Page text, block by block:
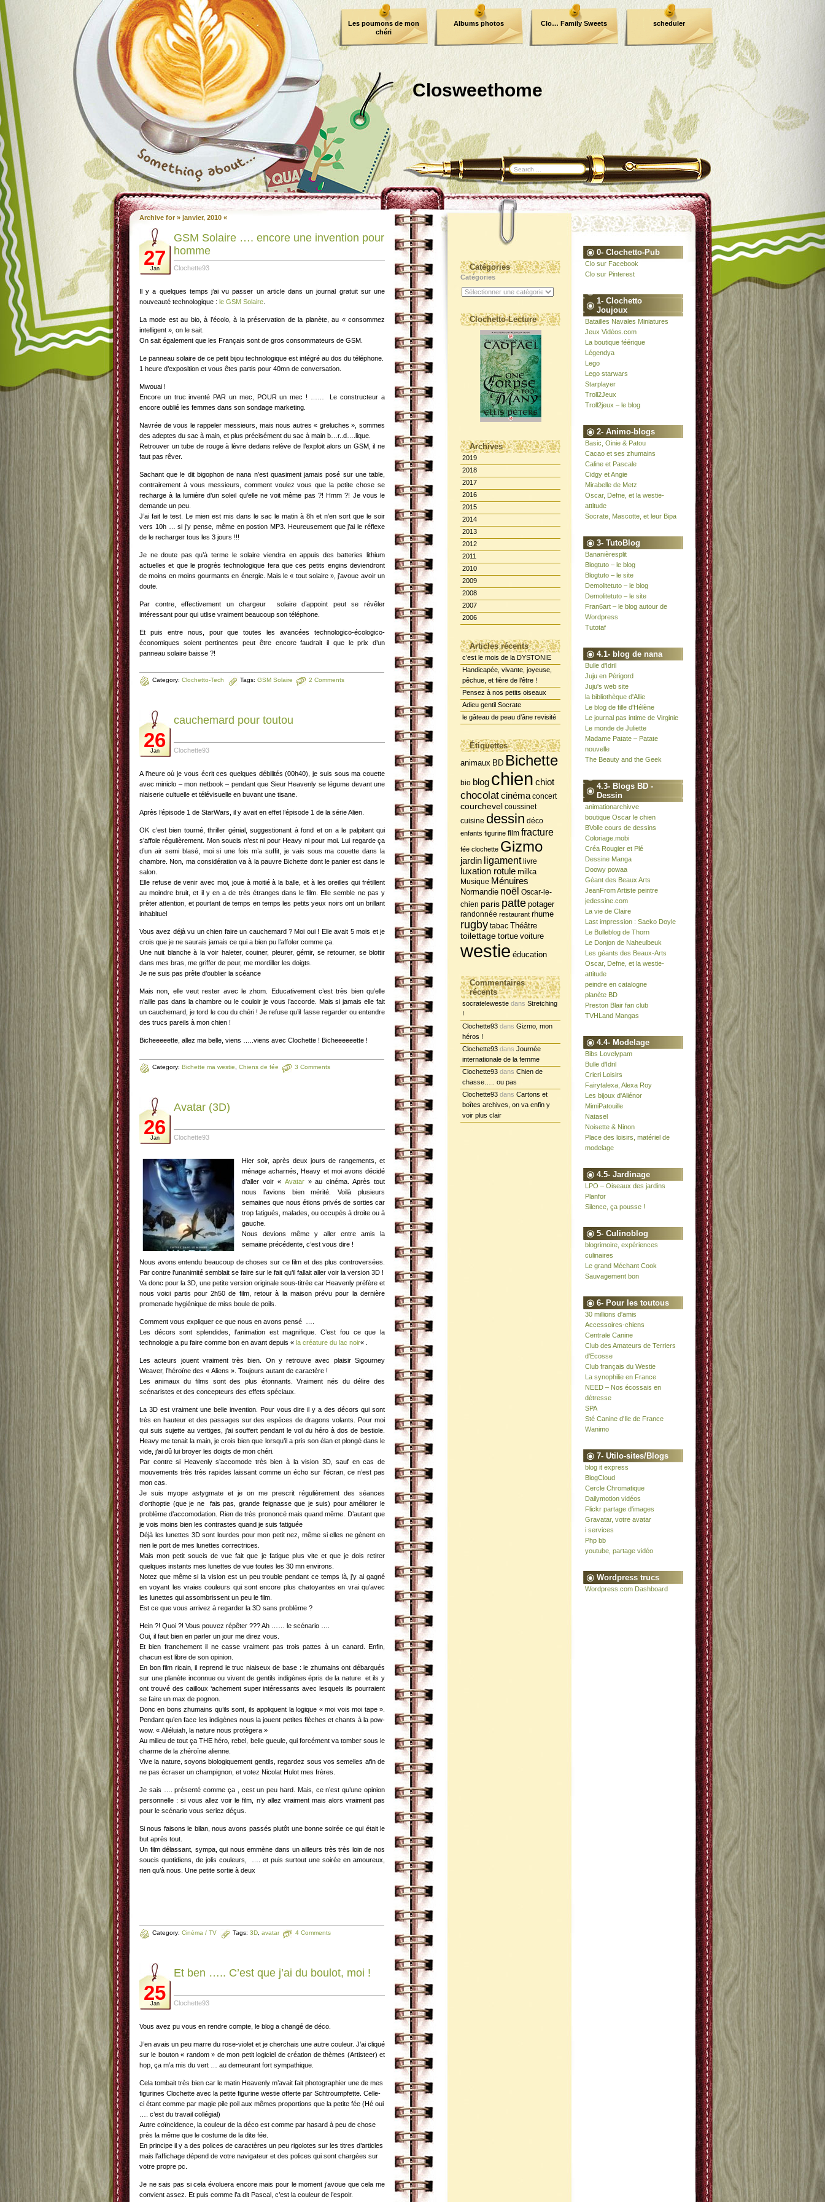
Closweethome
Les poumons de mon
chéri
Albums photos Clo… Family Sweets scheduler
Archive for » janvier, 2010 «
27
Jan
GSM Solaire …. encore une invention pour
homme
Clochette93
Il y a quelques temps j’ai vu passer un article dans un journal gratuit sur une
nouveauté technologique : le GSM Solaire
La mode est au bio, à l’écolo, à la préservation de la planète, au « consommez
intelligent », on le sait.
On sait également que les Français sont de gros consommateurs de GSM.
Le panneau solaire de ce petit bijou technologique est intégré au dos du téléphone.
1 heure d’exposition et vous êtes partis pour 40mn de conversation.
Mwouai !
Encore un truc inventé PAR un mec, POUR un mec ! …… Le constructeur a
encore oublié les femmes dans son sondage marketing.
Navrée de vous le rappeler messieurs, mais nous autres « greluches », sommes
des adeptes du sac à main, et plus précisément du sac à main b…r..d….lique.
Retrouver un tube de rouge à lèvre dedans relève de l’exploit alors un GSM, il ne
faut pas rêver.
Sachant que le dit bigophon de nana n’est quasiment jamais posé sur une table,
contrairement à vous messieurs, comment voulez vous que la petite chose se
recharge à la lumière d’un soleil qu’elle ne voit même pas ?! Hmm ?! Je vous le
demande un peu.
J’ai fait le test. Le mien est mis dans le sac le matin à 8h et n’en sort que le soir
vers 10h … si j’y pense, même en postion MP3. Heureusement que j’ai le réflexe
de le recharger tous les 3 jours !!!
Je ne doute pas qu’à terme le solaire viendra en appuis des batteries lithium
actuelles et que le progrès technologique fera que ces petits engins deviendront
de moins en moins gourmants en énergie. Mais le « tout solaire », j’avoue avoir un
doute.
Par contre, effectivement un chargeur solaire d’appoint peut se révêler
intéressant pour qui utlise vraiment beaucoup son téléphone.
Et puis entre nous, pour que toutes les avancées technologico-écologico-
économiques soient pertinentes peut être encore faudrait il que le prix d’un
panneau solaire baisse ?!
Category: Clochetto-Tech Tags: GSM Solaire 2 Comments
26
Jan
cauchemard pour toutou
Clochette93
A l’heure où je vous écrit ces quelques débilités (00h40), je suis sous ma couette
avec miniclo – mon netbook – pendant que Sieur Heavenly se légume devant une
niaiserie cultuelle et télévisuelle en buvant une tisane.
Après l’épisode 1 de StarWars, il y avait en effet l’épisode 1 de la série Alien.
OK c’est bien tourné, thriller génial, suggestionant à fond et on a le palpitant qui
s’affole régulièrement. Mon soucis n’est ni pour Heavy ni pour moi. Lui regarde ça
d’un air semi blasé, moi si une fois m’a suffit, je vais sous ma couette dans la
chambre. Non, ma considération va à la pauvre Bichette dont le panier est dans le
salon.
Elle refuse de venir avec moi, joue à moitié à la balle, et à les oreilles qui frétillent
au moindre bruit, et il y en a de très étranges dans le film. Elle semble ne pas y
prêter attention, et pourtant de temps en temps les petits yeux noirs ont un brillant
inhabituel
Vous avez déjà vu un chien faire un cauchemard ? Moi oui ! Elle avait 5 mois et je
crois que je ne saurais jamais ce qui a bien pu l’affoler comme ça.
Une nuit blanche à la voir haleter, couiner, pleurer, gémir, se retourner, se blottir
dans mes bras, me griffer de peur, me mordiller les doigts.
Je ne suis pas prête d’oublier la scéance
Mais non, elle veut rester avec le zhom. Educativement c’est très bien qu’elle
n’aille pas dans la chambre ou le couloir je vous l’accorde. Mais si jamais elle fait
un cauchemard, je tord le cou du chéri ! Je refuse qu’il fasse regarder ou entendre
des trucs pareils à mon chien !
Bicheeeeette, allez ma belle, viens …..viens avec Clochette ! Bicheeeeeette !
Category: Bichette ma westie Chiens de fée 3 Comments
26
Jan
Avatar (3D)
Clochette93
Hier soir, après deux jours de rangements, et
ménage acharnés, Heavy et moi avons décidé
d’aller voir « Avatar» au cinéma. Après tout
nous l’avions bien mérité. Voilà plusieurs
semaines que nous étions privés de sorties car
trop fatigués, malades, ou occupés à droite ou à
gauche.
Nous devions même y aller entre amis la
semaine précédente, c’est vous dire !
Nous avons entendu beaucoup de choses sur ce film et des plus controversées.
Par contre l’unanimité semblait se faire sur le fait qu’il fallait aller voir la version 3D !
Va donc pour la 3D, une petite version originale sous-titrée car Heavenly préfère et
nous voici partis pour 2h50 de film, retour à la maison prévu pour la dernière
promenade hygiénique de miss boule de poils.
Comment vous expliquer ce que nous en avons pensé ….
Les décors sont splendides, l’animation est magnifique. C’est fou ce que la
technologie a pu faire comme bon en avant depuis « la créature du lac noir« .
Les acteurs jouent vraiment très bien. On y retrouve avec plaisir Sigourney
Weaver, l’héroïne des « Aliens ». Toujours autant de caractère !
Les animaux du films sont des plus étonnants. Vraiment nés du délire des
scénaristes et des concepteurs des effets spéciaux.
La 3D est vraiment une belle invention. Pour vous dire il y a des décors qui sont
très en hauteur et des passages sur des espèces de dragons volants. Pour moi
qui suis sujette au vertiges, j’ai souffert pendant le vol du héro à dos de bestiole.
Heavy me tenait la main, je crois bien que lorsqu’il a pris son élan et plongé dans le
vide, j’ai dû lui broyer les doigts de mon chéri.
Par contre si Heavenly s’accomode très bien à la vision 3D, sauf en cas de
mouvements très très rapides laissant comme un écho sur l’écran, ce n’est pas
mon cas.
Je suis myope astygmate et je on me prescrit régulièrement des séances
d’orthoptie (que je ne fais pas, grande feignasse que je suis) pour améliorer le
problème d’accomodation. Rien de très prononcé mais quand même. D’autant que
je vois moins bien les contrastes quand je suis fatiguée
Déjà les lunettes 3D sont lourdes pour mon petit nez, même si elles ne gènent en
rien le port de mes lunettes correctrices.
Mais mon petit soucis de vue fait que je fatigue plus vite et que je dois retirer
quelques instants mes lunettes de vue toutes les 30 mn environs.
Notez que même si la vision est un peu trouble pendant ce temps là, j’y ai gagné
en voyant les vraies couleurs qui sont encore plus chatoyantes en vrai qu’avec
les lunettes qui assombrissent un peu le film.
Est ce que vous arrivez à regarder la 3D sans problème ?
Hein ?! Quoi ?! Vous pouvez répêter ??? Ah …… le scénario ….
Oui, il faut bien en parler un jour me direz vous.
Et bien franchement il ne casse vraiment pas trois pattes à un canard. Enfin,
chacun est libre de son opinion.
En bon film ricain, il reprend le truc niaiseux de base : le zhumains ont débarqués
sur une planète inconnue ou vivent de gentils indigènes épris de la nature et ils y
ont trouvé des cailloux ‘achement super intéressants avec lesquels ils pourraient
se faire un max de pognon.
Donc en bons zhumains qu’ils sont, ils appliquent la logique « moi vois moi tape ».
Pendant qu’en face les indigènes nous la jouent petites flèches et chants à la pow-
wow. « Alléluiah, la nature nous protègera »
Au milieu de tout ça THE héro, rebel, belle gueule, qui forcément va tomber sous le
charme de la zhéroïne alienne.
Vive la nature, soyons biologiquement gentils, regardez sous vos semelles afin de
ne pas écraser un champignon, et votez Nicolat Hulot mes frères.
Je sais …. présenté comme ça , cest un peu hard. Mais, ce n’est qu’une opinion
personnelle : si vous allez voir le film, n’y allez vraiment mais alors vraiment pas
pour le scénario vous seriez déçus.
Si nous faisons le bilan, nous avons passés plutôt une bonne soirée ce qui était le
but après tout.
Un film délassant, sympa, qui nous emmène dans un ailleurs très très loin de nos
soucis quotidiens, de jolis couleurs, …. et puis surtout une soirée en amoureux,
rien qu’à nous. Une petite sortie à deux
Category: Cinéma / TV Tags: 3D avatar 4 Comments
25
Jan
Et ben ….. C’est que j’ai du boulot, moi !
Clochette93
Vous avez pu vous en rendre compte, le blog a changé de déco.
J’en avais un peu marre du rose-violet et je cherchais une autre couleur. J’ai cliqué
sur le bouton « random » de mon petit logiciel de création de thèmes (Artisteer) et
hop, ça m’a mis du vert … au demeurant fort sympathique.
Cela tombait très bien car le matin Heavenly m’avait fait photographier une de mes
figurines Clochette avec la petite figurine westie offerte par Schtroumpfette. Celle-
ci étant comme par magie pile poil aux mêmes proportions que la petite fée (Hé oui
…. c’est du travail collégial)
Autre coïncidence, la couleur de la déco est comme par hasard à peu de chose
près la même que le costume de la dite fée.
En principe il y a des polices de caractères un peu rigolotes sur les titres d’articles
mais l’affichage dépend de votre navigateur et des polices qui sont chargées sur
votre propre pc.
Je ne sais pas si cela évoluera encore mais pour le moment j’avoue que cela me
convient assez. Et puis comme l’a dit Pascal, c’est la couleur de l’espoir.
Catégories
Catégories
Clochetto-Lecture
Archives
2019
2018
2017
2016
2015
2014
2013
2012
2011
2010
2009
2008
2007
2006
Articles récents
c’est le mois de la DYSTONIE
Handicapée, vivante, joyeuse,
pêchue, et fière de l’être !
Pensez à nos petits oiseaux
Adieu gentil Socrate
le gâteau de peau d’âne revisité
Étiquettes
animaux BD Bichette
bio blog chien chiot
chocolatcinéma concert
courchevel coussinet
cuisine dessin déco
enfants figurine film fracture
fée clochette Gizmo
jardin ligament livre
luxation rotule milka
Musique Ménuires
Normandie noël Oscar-le-
chien paris patte potager
randonnée restaurant rhume
rugby tabac Théâtre
toilettage tortue voiture
westie éducation
Commentaires
récents
socratelewestie dans Stretching
!
Clochette93 dans Gizmo, mon
héros !
Clochette93 dans Journée
internationale de la femme
Clochette93 dans Chien de
chasse….. ou pas
Clochette93 dans Cartons et
boîtes archives, on va enfin y
voir plus clair
0- Clochetto-Pub
Clo sur Facebook
Clo sur Pinterest
1- Clochetto
Joujoux
Batailles Navales Miniatures
Jeux Vidéos.com
La boutique féérique
Légendya
Lego
Lego starwars
Starplayer
Troll2Jeux
Troll2jeux – le blog
2- Animo-blogs
Basic, Oinie & Patou
Cacao et ses zhumains
Caline et Pascale
Cidgy et Angie
Mirabelle de Metz
Oscar, Defne, et la westie-
attitude
Socrate, Mascotte, et leur Bipa
3- TutoBlog
Bananièresplit
Blogtuto – le blog
Blogtuto – le site
Demolitetuto – le blog
Demolitetuto – le site
Fran6art – le blog autour de
Wordpress
Tutotaf
4.1- blog de nana
Bulle d'Idril
Juju en Périgord
Juju's web site
la bibliothèque d'Allie
Le blog de fille d'Hélène
Le journal pas intime de Virginie
Le monde de Juliette
Madame Patate – Patate
nouvelle
The Beauty and the Geek
4.3- Blogs BD -
Dessin
animationarchivve
boutique Oscar le chien
BVolle cours de dessins
Coloriage.mobi
Créa Rougier et Plé
Dessine Manga
Doowy powaa
Géant des Beaux Arts
JeanFrom Artiste peintre
jedessine.com
La vie de Claire
Last impression : Saeko Doyle
Le Bulleblog de Thorn
Le Donjon de Naheulbeuk
Les géants des Beaux-Arts
Oscar, Defne, et la westie-
attitude
peindre en catalogne
planète BD
Preston Blair fan club
TVHLand Mangas
4.4- Modelage
Bibs Lovelypam
Bulle d'Idril
Cricri Loisirs
Fairytalexa, Alexa Roy
Les bijoux d'Aliénor
MimiPatouille
Natasel
Noisette & Ninon
Place des loisirs, matériel de
modelage
4.5- Jardinage
LPO – Oiseaux des jardins
Planfor
Silence, ça pousse !
5- Culinoblog
blogrimoire, expériences
culinaires
Le grand Méchant Cook
Sauvagement bon
6- Pour les toutous
30 millions d'amis
Accessoires-chiens
Centrale Canine
Club des Amateurs de Terriers
d'Ecosse
Club français du Westie
La synophilie en France
NEED – Nos écossais en
détresse
SPA
Sté Canine d'Ile de France
Wanimo
7- Utilo-sites/Blogs
blog it express
BlogCloud
Cercle Chromatique
Dailymotion vidéos
Flickr partage d'images
Gravatar, votre avatar
i services
Php bb
youtube, partage vidéo
Wordpress trucs
Wordpress.com Dashboard